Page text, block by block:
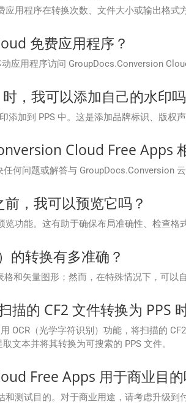
用程序在转换次数、文件大小或输出格式
免费应用程序？
应用程序访问 GroupDocs.Conversion
，我可以添加自己的水印
加到 PPS 中。这是添加品牌标识、版权
Cloud Free Apps
何问题或解答与 GroupDocs.Conversion 云
，我可以预览它吗？
功能。这有助于确保布局准确性、检查格
的转换有多准确？
和矢量图形；然而，在特殊情况下，可以
的 CF2 文件转换为 PPS
OCR（光学字符识别）功能，将扫描的
文本并将其转换为可搜索的 PPS 文件。
Free Apps 用于商业目的
测试目的。对于商业用途，请考虑升级到